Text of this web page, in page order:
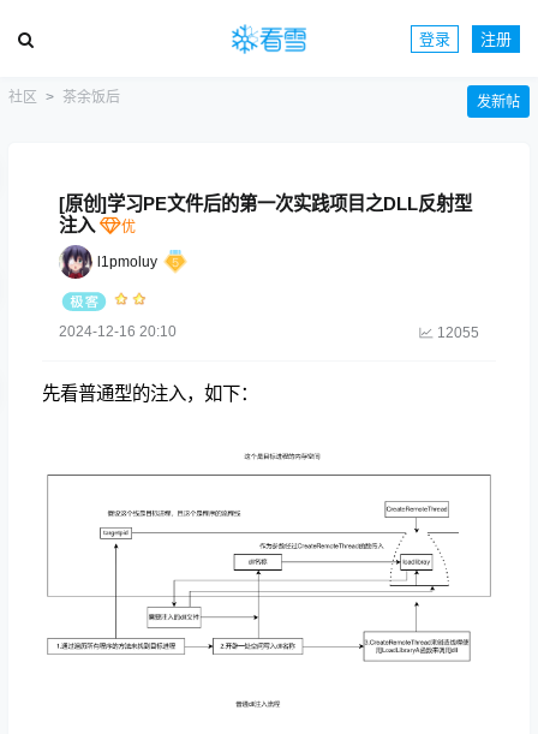
登录 注册
社区 茶余饭后 发新帖
[原创]学习PE文件后的第一次实践项目之DLL反射型
注入
l1pmoluy
2024-12-16 20:10 12055
先看普通型的注入，如下：